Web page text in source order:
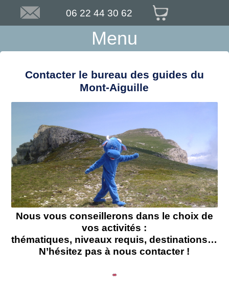
06 22 44 30 62
Menu
Contacter le bureau des guides du
Mont-Aiguille
Nous vous conseillerons dans le choix de
vos activités :
thématiques, niveaux requis, destinations…
N’hésitez pas à nous contacter !